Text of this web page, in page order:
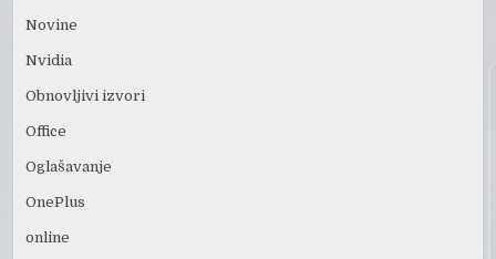
Novine
Nvidia
Obnovljivi izvori
Office
Oglašavanje
OnePlus
online